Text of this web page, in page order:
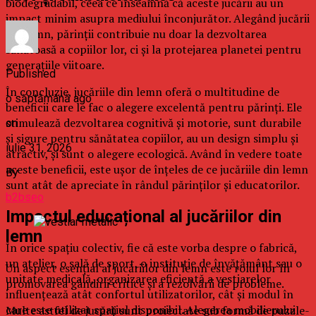
impact minim asupra mediului înconjurător. Alegând jucării
din lemn, părinții contribuie nu doar la dezvoltarea
sănătoasă a copiilor lor, ci și la protejarea planetei pentru
generațiile viitoare.
În concluzie, jucăriile din lemn oferă o multitudine de
beneficii care le fac o alegere excelentă pentru părinți. Ele
stimulează dezvoltarea cognitivă și motorie, sunt durabile
și sigure pentru sănătatea copiilor, au un design simplu și
atractiv, și sunt o alegere ecologică. Având în vedere toate
aceste beneficii, este ușor de înțeles de ce jucăriile din lemn
sunt atât de apreciate în rândul părinților și educatorilor.
Impactul educațional al jucăriilor din
lemn
Un aspect esențial al jucăriilor din lemn este rolul lor în
promovarea gândirii critice și a rezolvării de probleme.
Multe astfel de jucării sunt proiectate sub formă de puzzle-
Published
o săptămână ago
on
iulie 31, 2026
By
b2bseo
În orice spațiu colectiv, fie că este vorba despre o fabrică,
un atelier, o sală de sport, o instituție de învățământ sau o
unitate medicală, organizarea eficientă a vestiarelor
influențează atât confortul utilizatorilor, cât și modul în
care este utilizat spațiul disponibil. Alegerea mobilierului